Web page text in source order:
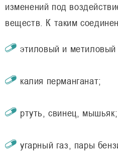
изменений под
веществ. К таким
этиловый и метиловый
калия перманганат;
ртуть, свинец, мышьяк;
угарный газ, пары